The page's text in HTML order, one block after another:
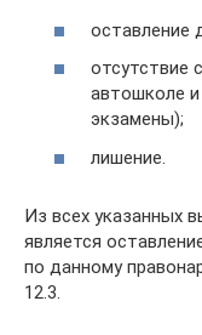
оставление
отсутствие
автошколе
экзамены);
лишение.
Из всех указанных
является
по данному
12.3.